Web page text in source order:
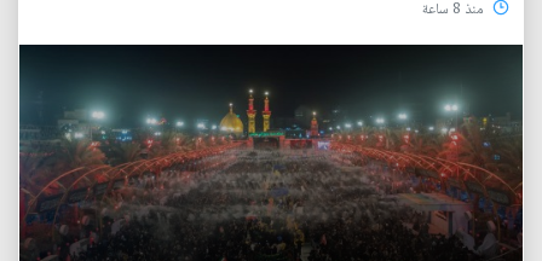
منذ 8 ساعة